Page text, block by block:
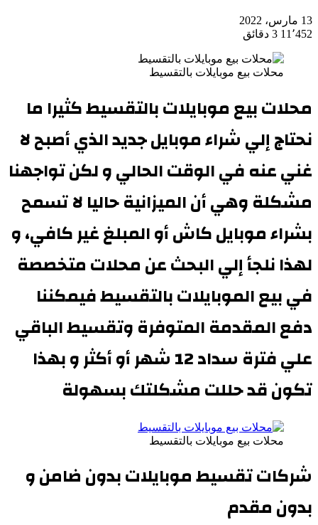
13 مارس، 2022
11٬452 3 دقائق
محلات بيع موبايلات بالتقسيط
محلات بيع موبايلات بالتقسيطكثيرا ما
نحتاج إلي شراء موبايل جديد الذي أصبح لا
غني عنه في الوقت الحالي و لكن تواجهنا
مشكلة وهي أن الميزانية حاليا لا تسمح
بشراء موبايل كاش أو المبلغ غير كافي، و
لهذا نلجأ إلي البحث عن محلات متخصصة
في بيع الموبايلات بالتقسيط فيمكننا
دفع المقدمة المتوفرة وتقسيط الباقي
علي فترة سداد 12 شهر أو أكثر و بهذا
تكون قد حللت مشكلتك بسهولة
محلات بيع موبايلات بالتقسيط
شركات تقسيط موبايلاتبدون ضامن و
بدون مقدم